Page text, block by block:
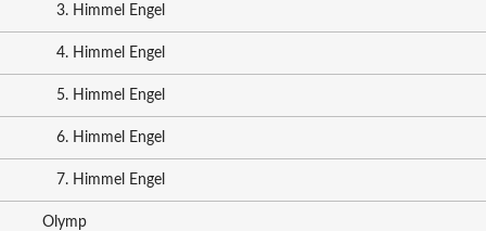
3. Himmel Engel
4. Himmel Engel
5. Himmel Engel
6. Himmel Engel
7. Himmel Engel
Olymp